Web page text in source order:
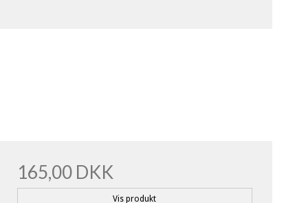
165,00 DKK
Vis produkt